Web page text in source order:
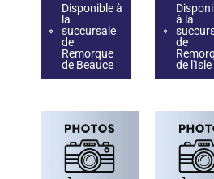
Disponible à
la
succursale
de
Remorque
de Beauce
à la
de
de l'Isle